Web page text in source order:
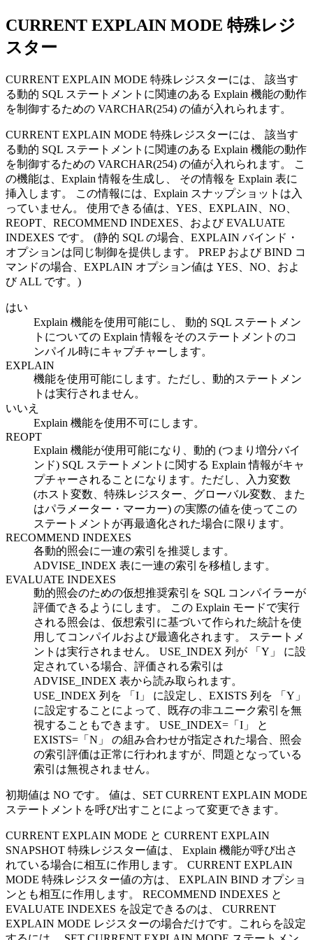
CURRENT EXPLAIN MODE 特殊レジ
スター
CURRENT EXPLAIN MODE 特殊レジスターには、 該当す
る動的 SQL ステートメントに関連のある Explain 機能の動作
を制御するための VARCHAR(254) の値が入れられます。
CURRENT EXPLAIN MODE 特殊レジスターには、 該当す
る動的 SQL ステートメントに関連のある Explain 機能の動作
を制御するための VARCHAR(254) の値が入れられます。 こ
の機能は、Explain 情報を生成し、 その情報を Explain 表に
挿入します。 この情報には、Explain スナップショットは入
っていません。 使用できる値は、YES、EXPLAIN、NO、
REOPT、RECOMMEND INDEXES、および EVALUATE
INDEXES です。 (静的 SQL の場合、 EXPLAIN バインド・
オプションは同じ制御を提供します。 PREPおよびBIND コ
マンドの場合、 EXPLAIN オプション値は YES NO 、およ
び ALL です。)
はい
Explain 機能を使用可能にし、 動的 SQL ステートメン
トについての Explain 情報をそのステートメントのコ
ンパイル時にキャプチャーします。
EXPLAIN
機能を使用可能にします。ただし、動的ステートメン
トは実行されません。
いいえ
Explain 機能を使用不可にします。
REOPT
Explain 機能が使用可能になり、動的 (つまり増分バイ
ンド) SQL ステートメントに関する Explain 情報がキャ
プチャーされることになります。ただし、入力変数
(ホスト変数、特殊レジスター、グローバル変数、また
はパラメーター・マーカー) の実際の値を使ってこの
ステートメントが再最適化された場合に限ります。
RECOMMEND INDEXES
各動的照会に一連の索引を推奨します。
ADVISE_INDEX 表に一連の索引を移植します。
EVALUATE INDEXES
動的照会のための仮想推奨索引を SQL コンパイラーが
評価できるようにします。 この Explain モードで実行
される照会は、仮想索引に基づいて作られた統計を使
用してコンパイルおよび最適化されます。 ステートメ
ントは実行されません。 USE_INDEX 列が
Y
に設
定されている場合、評価される索引は
ADVISE_INDEX 表から読み取られます。
USE_INDEX 列を
I に設定し、EXISTS 列を
Y
に設定することによって、既存の非ユニーク索引を無
視することもできます。 USE_INDEX=
I
と
EXISTS=
N
の組み合わせが指定された場合、照会
の索引評価は正常に行われますが、問題となっている
索引は無視されません。
初期値は NO です。 値は、SET CURRENT EXPLAIN MODE
ステートメントを呼び出すことによって変更できます。
CURRENT EXPLAIN MODE と CURRENT EXPLAIN
SNAPSHOT 特殊レジスター値は、 Explain 機能が呼び出さ
れている場合に相互に作用します。 CURRENT EXPLAIN
MODE 特殊レジスター値の方は、 EXPLAIN BIND オプショ
ンとも相互に作用します。 RECOMMEND INDEXES と
EVALUATE INDEXES を設定できるのは、 CURRENT
EXPLAIN MODE レジスターの場合だけです。これらを設定